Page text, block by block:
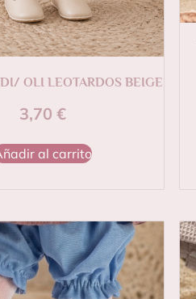
OLI LEOTARDOS BEIGE
3,70 €
al carrito